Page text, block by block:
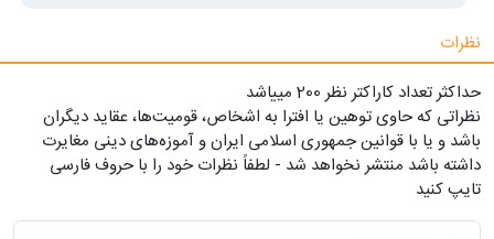
نظرات
حداکثر تعداد کاراکتر نظر 200 ميياشد
نظراتی که حاوی توهین یا افترا به اشخاص، قومیت‌ها، عقاید دیگران
باشد و یا با قوانین جمهوری اسلامی ایران و آموزه‌های دینی مغایرت
داشته باشد منتشر نخواهد شد - لطفاً نظرات خود را با حروف فارسی
تایپ کنید